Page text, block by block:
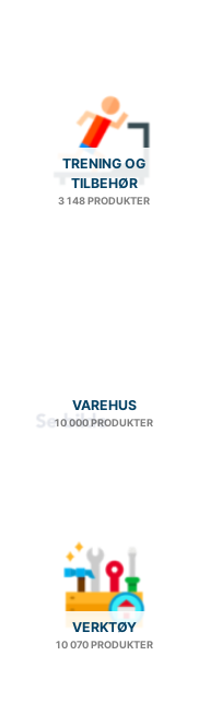
TRENING OG
TILBEHØR
3 148 PRODUKTER
VAREHUS
10 000 PRODUKTER
VERKTØY
10 070 PRODUKTER